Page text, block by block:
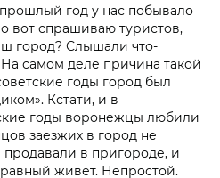
год у нас побывало
вот спрашиваю туристов,
город? Слышали что-
самом деле причина такой
годы город был
Кстати, и в
годы воронежцы любили
заезжих в город не
продавали в пригороде, и
живет. Непростой.